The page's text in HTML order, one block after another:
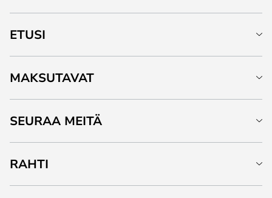
ETUSI
MAKSUTAVAT
SEURAA MEITÄ
RAHTI